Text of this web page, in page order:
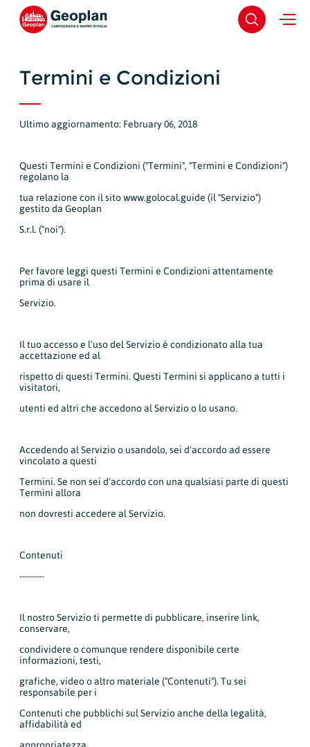
Termini e Condizioni
Ultimo aggiornamento: February 06, 2018
Questi Termini e Condizioni ("Termini", "Termini e Condizioni")
regolano la
tua relazione con il sito www.golocal.guide (il "Servizio")
gestito da Geoplan
S.r.l. ("noi").
Per favore leggi questi Termini e Condizioni attentamente
prima di usare il
Servizio.
Il tuo accesso e l'uso del Servizio è condizionato alla tua
accettazione ed al
rispetto di questi Termini. Questi Termini si applicano a tutti i
visitatori,
utenti ed altri che accedono al Servizio o lo usano.
Accedendo al Servizio o usandolo, sei d'accordo ad essere
vincolato a questi
Termini. Se non sei d'accordo con una qualsiasi parte di questi
Termini allora
non dovresti accedere al Servizio.
Contenuti
---------
Il nostro Servizio ti permette di pubblicare, inserire link,
conservare,
condividere o comunque rendere disponibile certe
informazioni, testi,
grafiche, video o altro materiale ("Contenuti"). Tu sei
responsabile per i
Contenuti che pubblichi sul Servizio anche della legalità,
affidabilità ed